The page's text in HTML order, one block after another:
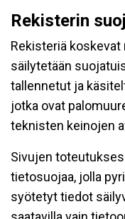
Rekisterin
Rekisteriä
säilytetään
tallennetut ja
jotka ovat
teknisten keinojen
Sivujen
tietosuojaa, jolla
syötetyt tiedot